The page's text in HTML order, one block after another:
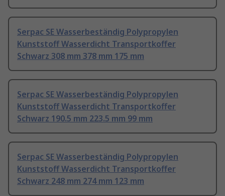
Serpac SE Wasserbeständig Polypropylen
Kunststoff Wasserdicht Transportkoffer
Schwarz 308 mm 378 mm 175 mm
Serpac SE Wasserbeständig Polypropylen
Kunststoff Wasserdicht Transportkoffer
Schwarz 190.5 mm 223.5 mm 99 mm
Serpac SE Wasserbeständig Polypropylen
Kunststoff Wasserdicht Transportkoffer
Schwarz 248 mm 274 mm 123 mm